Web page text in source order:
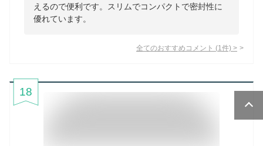
えるので便利です。スリムでコンパクトで密封性に
優れています。
全てのおすすめコメント (1 件) >
18